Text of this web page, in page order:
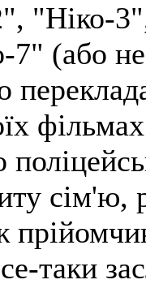
"Ніко-
7" (або
сім'ю,
таки